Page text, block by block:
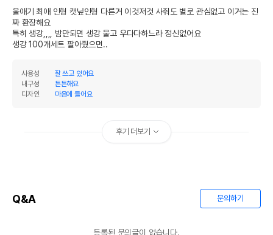
울애기 최애 인형 캣닢인형 다른거 이것저것 사줘도 별로 관심없고 이거는 진
짜 환장해요
특히 생강,,,, 밤만되면 생강 물고 우다다하느라 정신없어요
생강 100개세트 팔아줬으면..
사용성
잘 쓰고 있어요
내구성
튼튼해요
디자인
마음에 들어요
후기 더보기
Q&A 문의하기
등록된 문의글이 없습니다.